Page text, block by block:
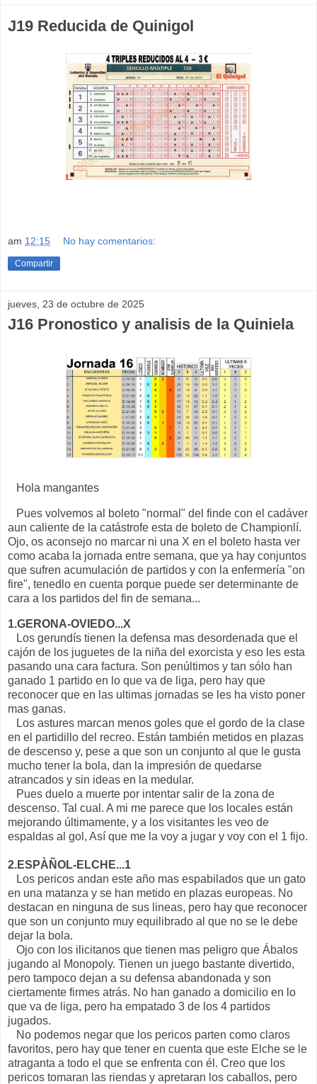
J19 Reducida de Quinigol
am 12:15 No hay comentarios:
Compartir
jueves, 23 de octubre de 2025
J16 Pronostico y analisis de la Quiniela
Hola mangantes
Pues volvemos al boleto "normal" del finde con el cadáver
aun caliente de la catástrofe esta de boleto de Championlí.
Ojo, os aconsejo no marcar ni una X en el boleto hasta ver
como acaba la jornada entre semana, que ya hay conjuntos
que sufren acumulación de partidos y con la enfermería "on
fire", tenedlo en cuenta porque puede ser determinante de
cara a los partidos del fin de semana...
1.GERONA-OVIEDO...X
Los gerundís tienen la defensa mas desordenada que el
cajón de los juguetes de la niña del exorcista y eso les esta
pasando una cara factura. Son penúltimos y tan sólo han
ganado 1 partido en lo que va de liga, pero hay que
reconocer que en las ultimas jornadas se les ha visto poner
mas ganas.
Los astures marcan menos goles que el gordo de la clase
en el partidillo del recreo. Están también metidos en plazas
de descenso y, pese a que son un conjunto al que le gusta
mucho tener la bola, dan la impresión de quedarse
atrancados y sin ideas en la medular.
Pues duelo a muerte por intentar salir de la zona de
descenso. Tal cual. A mi me parece que los locales están
mejorando últimamente, y a los visitantes les veo de
espaldas al gol, Así que me la voy a jugar y voy con el 1 fijo.
2.ESPÀÑOL-ELCHE...1
Los pericos andan este año mas espabilados que un gato
en una matanza y se han metido en plazas europeas. No
destacan en ninguna de sus lineas, pero hay que reconocer
que son un conjunto muy equilibrado al que no se le debe
dejar la bola.
Ojo con los ilicitanos que tienen mas peligro que Ábalos
jugando al Monopoly. Tienen un juego bastante divertido,
pero tampoco dejan a su defensa abandonada y son
ciertamente firmes atrás. No han ganado a domicilio en lo
que va de liga, pero ha empatado 3 de los 4 partidos
jugados.
No podemos negar que los pericos parten como claros
favoritos, pero hay que tener en cuenta que este Elche se le
atraganta a todo el que se enfrenta con él. Creo que los
pericos tomaran las riendas y apretaran los caballos, pero